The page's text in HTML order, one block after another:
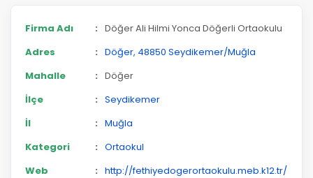
Firma Adı : Döğer Ali Hilmi Yonca Döğerli Ortaokulu
Adres
: Döğer, 48850 Seydikemer/Muğla
Mahalle
: Döğer
İlçe
: Seydikemer
İl
: Muğla
Kategori
: Ortaokul
Web
: http://fethiyedogerortaokulu.meb.k12.tr/